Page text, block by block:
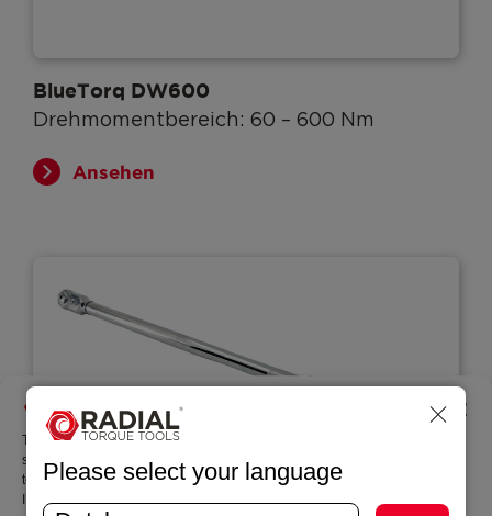
Manage permissions
To provide the best experiences, we use technologies such as cookies to
store and/or access information about your device. By agreeing to these
technologies, we can process data such as browsing behavior or unique
IDs on this site. If you do not give consent or withdraw your consent, this
Please select your language
BlueTorq DW600
Drehmomentbereich: 60 – 600 Nm
Ansehen